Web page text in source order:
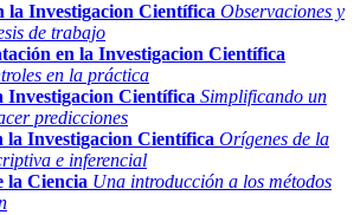
la Investigacion Científica Observaciones y
de trabajo
en la Investigacion Científica
en la práctica
Investigacion Científica Simplificando un
predicciones
la Investigacion Científica Orígenes de la
e inferencial
la Ciencia Una introducción a los métodos